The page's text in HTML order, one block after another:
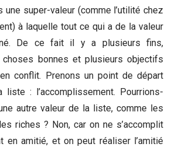
une super-valeur (comme l’utilité chez
à laquelle tout ce qui a de la valeur
De ce fait il y a plusieurs fins,
bonnes et plusieurs objectifs
conflit. Prenons un point de départ
liste : l’accomplissement. Pourrions-
autre valeur de la liste, comme les
riches ? Non, car on ne s’accomplit
en amitié, et on peut réaliser l’amitié